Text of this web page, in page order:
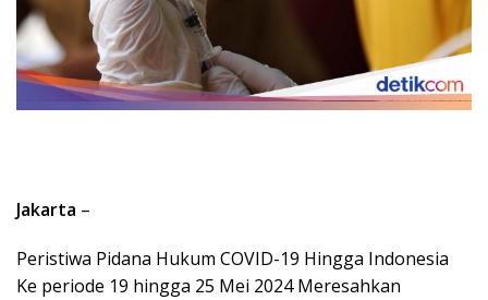
Jakarta –
Peristiwa Pidana Hukum COVID-19 Hingga Indonesia
Ke periode 19 hingga 25 Mei 2024 Meresahkan